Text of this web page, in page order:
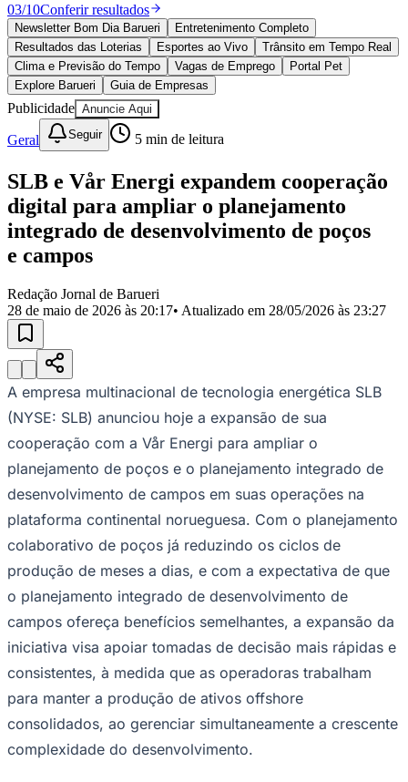
Esportes
Saúde
Segurança
Cultura
Meio Ambiente
Obras
Educação
Bairros de Barueri
Selecione sua regiãoPara notícias da sua região
AldeiaAldeia da SerraAldeia de BarueriAlphavilleBairro
JubranBelvalBethavilleBoa
VistaCalifórnia
MilitarItapeviJandiraJardim Audir
CalifórniaJardim dos AltosJardim dos CamargosJardim
Esperança
Julio
MutingaJardim Paraíso
Luís
Jardim São Pedro
TupãJardim TupanciMutingaNova AldeinhaOsascoParque dos
Camargos
Parque Santa Luzia Parque Viana
do Bom JesusRecanto PhrynéaSantana de
ParnaíbaSilveiraTamboréVale do Sol Vila BarrosVila Boa Vista
do Conde
Vila Engenho Novo Vila Márcia
Vila Nossa Sra. da
EscadaVila PortoVotupoca
Para Sua Empresa
Anuncie no Portal
Divulgar VagasNovo
Publicidade Legal
Negócios Regionais
Turismo
Segurança Regional
Hospitais Estaduais
Parques & Represas
Cidades da Região
Santana de Parnaíba
Osasco
do Bom JesusAraçariguamaCajamarCaieirasFranco da
RochaFrancisco MoratoTaboão da SerraEmbu das Artes
Para Sua Empresa
03/10Conferir resultados
Newsletter Bom Dia Barueri
Entretenimento Completo
Resultados das Loterias
Esportes ao Vivo
Trânsito em Tempo Real
Clima e Previsão do Tempo
Vagas de Emprego
Portal Pet
Explore Barueri
Guia de Empresas
Publicidade Anuncie Aqui
Geral Seguir 5 min de leitura
SLB e Vår Energi expandem cooperação
digital para ampliar o planejamento
integrado de desenvolvimento de poços
e campos
Redação Jornal de Barueri
28 de maio de 2026 às 20:17• Atualizado em 28/05/2026 às 23:27
A empresa multinacional de tecnologia energética SLB
(NYSE: SLB) anunciou hoje a expansão de sua
cooperação com a Vår Energi para ampliar o
planejamento de poços e o planejamento integrado de
desenvolvimento de campos em suas operações na
plataforma continental norueguesa. Com o planejamento
colaborativo de poços já reduzindo os ciclos de
produção de meses a dias, e com a expectativa de que
o planejamento integrado de desenvolvimento de
campos ofereça benefícios semelhantes, a expansão da
iniciativa visa apoiar tomadas de decisão mais rápidas e
consistentes, à medida que as operadoras trabalham
para manter a produção de ativos offshore
consolidados, ao gerenciar simultaneamente a crescente
complexidade do desenvolvimento.